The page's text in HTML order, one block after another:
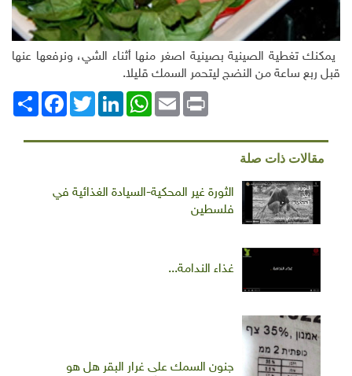
يمكنك تغطية الصينية بصينية اصغر منها أثناء الشي، ونرفعها عنها
قبل ربع ساعة من النضج ليتحمر السمك قليلا.
انشر
FacebookTwitterLinkedIn
WhatsAppEmail Print
مقالات ذات صلة
الثورة غير المحكية-السيادة الغذائية في
فلسطين
غذاء الندامة...
جنون السمك على غرار البقر هل هو